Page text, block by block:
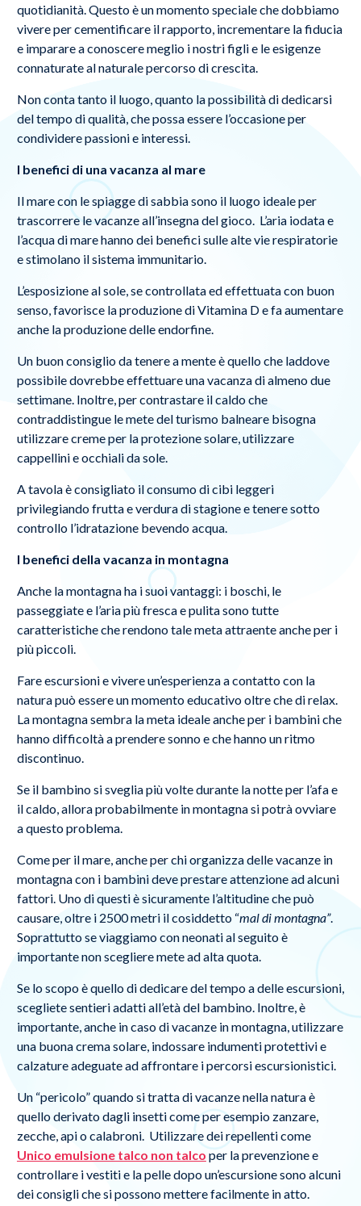
quotidianità. Questo è un momento speciale che dobbiamo
vivere per cementificare il rapporto, incrementare la fiducia
e imparare a conoscere meglio i nostri figli e le esigenze
connaturate al naturale percorso di crescita.
Non conta tanto il luogo, quanto la possibilità di dedicarsi
del tempo di qualità, che possa essere l’occasione per
condividere passioni e interessi.
I benefici di una vacanza al mare
Il mare con le spiagge di sabbia sono il luogo ideale per
trascorrere le vacanze all’insegna del gioco. L’aria iodata e
l’acqua di mare hanno dei benefici sulle alte vie respiratorie
e stimolano il sistema immunitario.
L’esposizione al sole, se controllata ed effettuata con buon
senso, favorisce la produzione di Vitamina D e fa aumentare
anche la produzione delle endorfine.
Un buon consiglio da tenere a mente è quello che laddove
possibile dovrebbe effettuare una vacanza di almeno due
settimane. Inoltre, per contrastare il caldo che
contraddistingue le mete del turismo balneare bisogna
utilizzare creme per la protezione solare, utilizzare
cappellini e occhiali da sole.
A tavola è consigliato il consumo di cibi leggeri
privilegiando frutta e verdura di stagione e tenere sotto
controllo l’idratazione bevendo acqua.
I benefici della vacanza in montagna
Anche la montagna ha i suoi vantaggi: i boschi, le
passeggiate e l’aria più fresca e pulita sono tutte
caratteristiche che rendono tale meta attraente anche per i
più piccoli.
Fare escursioni e vivere un’esperienza a contatto con la
natura può essere un momento educativo oltre che di relax.
La montagna sembra la meta ideale anche per i bambini che
hanno difficoltà a prendere sonno e che hanno un ritmo
discontinuo.
Se il bambino si sveglia più volte durante la notte per l’afa e
il caldo, allora probabilmente in montagna si potrà ovviare
a questo problema.
Come per il mare, anche per chi organizza delle vacanze in
montagna con i bambini deve prestare attenzione ad alcuni
fattori. Uno di questi è sicuramente l’altitudine che può
causare, oltre i 2500 metri il cosiddetto “mal di montagna”.
Soprattutto se viaggiamo con neonati al seguito è
importante non scegliere mete ad alta quota.
Se lo scopo è quello di dedicare del tempo a delle escursioni,
scegliete sentieri adatti all’età del bambino. Inoltre, è
importante, anche in caso di vacanze in montagna, utilizzare
una buona crema solare, indossare indumenti protettivi e
calzature adeguate ad affrontare i percorsi escursionistici.
Un “pericolo” quando si tratta di vacanze nella natura è
quello derivato dagli insetti come per esempio zanzare,
zecche, api o calabroni. Utilizzare dei repellenti come
Unico emulsione talco non talco per la prevenzione e
controllare i vestiti e la pelle dopo un’escursione sono alcuni
dei consigli che si possono mettere facilmente in atto.